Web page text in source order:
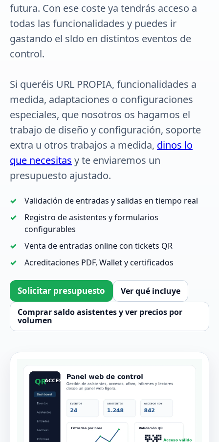
futura. Con ese coste ya tendrás acceso a
todas las funcionalidades y puedes ir
gastando el sldo en distintos eventos de
control.
Si queréis URL PROPIA, funcionalidades a
medida, adaptaciones o configuraciones
especiales, que nosotros os hagamos el
trabajo de diseño y configuración, soporte
extra u otros trabajos a medida, dinos lo
que necesitas y te enviaremos un
presupuesto ajustado.
Validación de entradas y salidas en tiempo real
Registro de asistentes y formularios
configurables
Venta de entradas online con tickets QR
Acreditaciones PDF, Wallet y certificados
Solicitar presupuesto
Ver qué incluye
Comprar saldo asistentes y ver precios por
volumen